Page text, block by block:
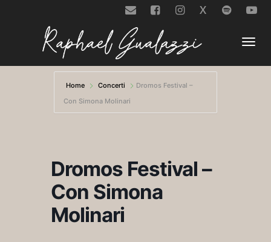
X
Home Concerti
Dromos Festival –
Con Simona Molinari
Dromos Festival –
Con Simona
Molinari